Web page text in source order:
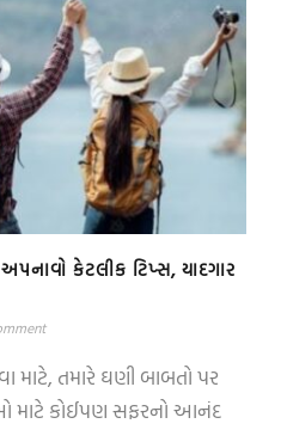
કેટલીક ટિપ્સ, યાદગાર
માટે, તમારે ઘણી બાબતો પર
માટે કોઈપણ સફરનો આનંદ